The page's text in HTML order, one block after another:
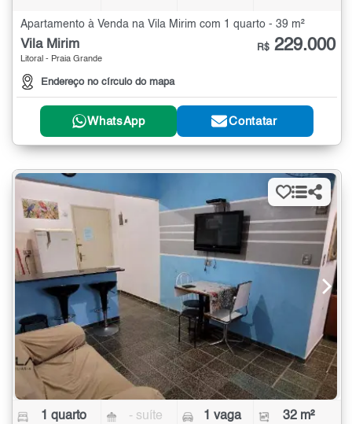
Apartamento à Venda na Vila Mirim com 1 quarto - 39 m²
Vila Mirim
Litoral - Praia Grande
Endereço no círculo do mapa
R$ 229.000
WhatsApp Contatar
1 quarto - suíte 1 vaga 32 m²